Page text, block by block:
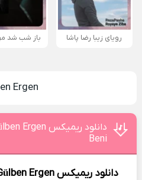
رویای زیبا رضا پاشا باز شب شد
Ergen
Beni
دانلود ریمیکسErgen